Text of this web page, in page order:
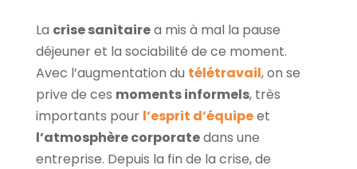
La crise sanitairea mis à mal la pause
déjeuner et la sociabilité de ce moment.
Avec l’augmentation du télétravail, on se
prive de ces moments informels, très
importants pour l’esprit d’équipeet
l’atmosphère corporatedans une
entreprise. Depuis la fin de la crise, de